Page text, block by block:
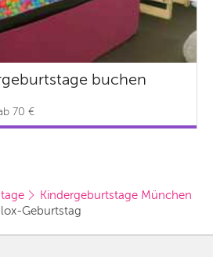
buchen
70 €
Kindergeburtstage München
Geburtstag